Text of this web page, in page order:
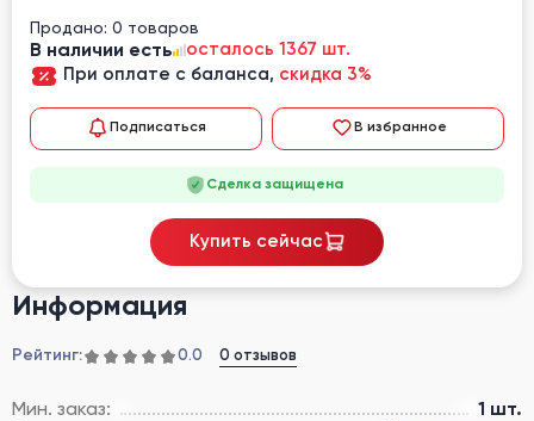
Информация
Рейтинг: 0.0 0 отзывов
Мин. заказ:
1 шт.
Продано: 0 товаров
В наличии есть
осталось 1367 шт.
При оплате с баланса, скидка 3%
Подписаться В избранное
Сделка защищена
Купить сейчас